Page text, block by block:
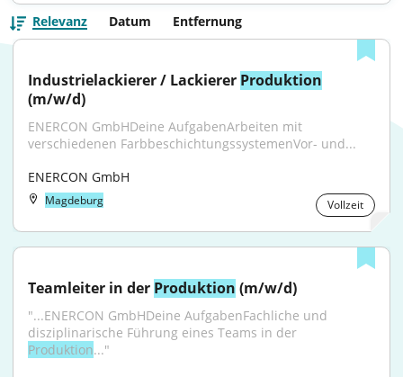
Relevanz Datum Entfernung
Industrielackierer / Lackierer Produktion
(m/w/d)
ENERCON GmbHDeine AufgabenArbeiten mit
verschiedenen FarbbeschichtungssystemenVor- und...
ENERCON GmbH
Magdeburg Vollzeit
Teamleiter in der Produktion (m/w/d)
"...ENERCON GmbHDeine AufgabenFachliche und
Produktion..."